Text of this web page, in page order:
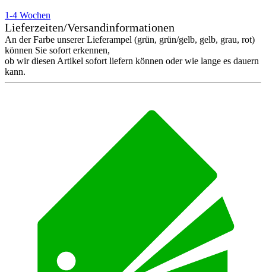
1-4 Wochen
Lieferzeiten/Versandinformationen
An der Farbe unserer Lieferampel (grün, grün/gelb, gelb, grau, rot)
können Sie sofort erkennen,
ob wir diesen Artikel sofort liefern können oder wie lange es dauern
kann.